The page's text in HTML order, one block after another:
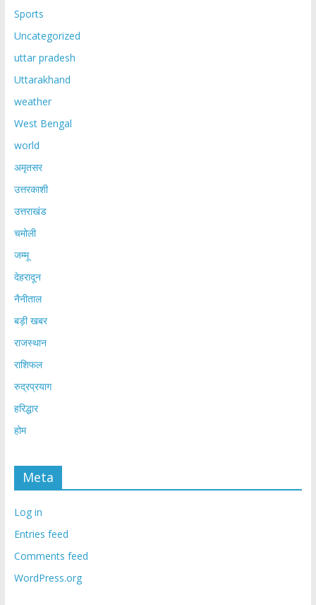
Sports
Uncategorized
uttar pradesh
Uttarakhand
weather
West Bengal
world
अमृतसर
उत्तरकाशी
उत्तराखंड
चमोली
जम्मू
देहरादून
नैनीताल
बड़ी खबर
राजस्थान
राशिफल
रुद्रप्रयाग
हरिद्धार
होम
Meta
Log in
Entries feed
Comments feed
WordPress.org